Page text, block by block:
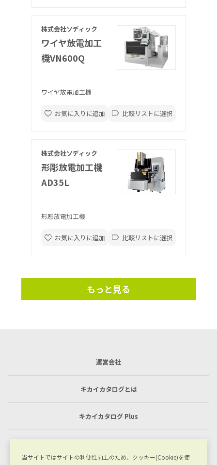
株式会社ソディック
ワイヤ放電加工
機VN600Q
ワイヤ放電加工機
お気に入りに追加 比較リストに選択
株式会社ソディック
形彫放電加工機
AD35L
形彫放電加工機
お気に入りに追加 比較リストに選択
もっと見る
運営会社
キカイカタログとは
キカイカタログ Plus
当サイトではサイトの利便性向上のため、クッキー(Cookie)を使